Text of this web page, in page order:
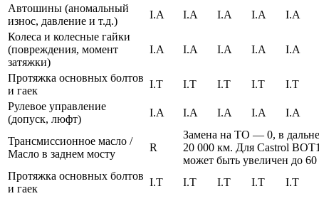
Автошины (аномальный
износ, давление и т.д.)
I.A I.A I.A I.A
I.A
Колеса и колесные гайки
(повреждения, момент
затяжки)
I.A I.A I.A I.A I.A
Протяжка основных болтов
и гаек
I.T I.T I.T I.T
I.T
Рулевое управление
(допуск, люфт)
I.A I.A I.A I.A I.A
Трансмиссионное масло /
Масло в заднем мосту
R
Замена на ТО — 0, в
20 000 км. Для Castrol
может быть увеличен до
Протяжка основных болтов
и гаек
I.T I.T I.T I.T I.T